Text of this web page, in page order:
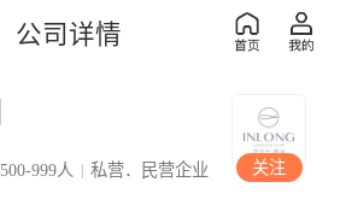
公司详情
500-999人 | 私营．民营企业 关注